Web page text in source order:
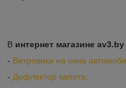
В интернет магазине av3.by
- Ветровики на окна
- Дефлектор капота;